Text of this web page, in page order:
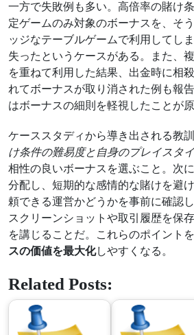
一方で失敗例も多い。高倍率の賭け
定ゲームのみ対象のボーナスを、そ
ッジなテーブルゲームで利用してし
失ったというケースがある。また、
を重ねて利用した結果、出金時に相
れてボーナスが取り消された例も報
はボーナスの細則を軽視したことが原
ケーススタディから導き出される教
け条件の難易度と自身のプレイスタ
相性の良いボーナスを選ぶこと。次
分配し、短期的な感情的な賭けを避
頼できる運営かどうかを事前に確認
スクリーンショットや取引履歴を保
を講じることだ。これらのポイントを
スの価値を最大化しやすくなる。
Related Posts: